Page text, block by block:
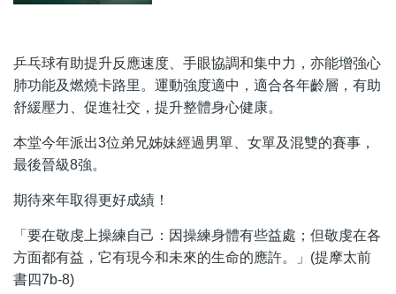
乒乓球有助提升反應速度、手眼協調和集中力，亦能增強心
肺功能及燃燒卡路里。運動強度適中，適合各年齡層，有助
舒緩壓力、促進社交，提升整體身心健康。
本堂今年派出3位弟兄姊妹經過男單、女單及混雙的賽事，
最後晉級8強。
期待來年取得更好成績！
「要在敬虔上操練自己：因操練身體有些益處；但敬虔在各
方面都有益，它有現今和未來的生命的應許。」(提摩太前
書四7b-8)